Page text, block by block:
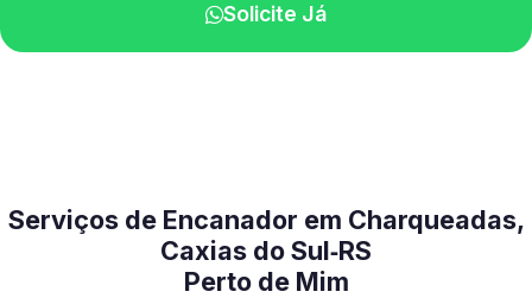
Solicite Já
Serviços de Encanador em Charqueadas,
Caxias do Sul‑RS
Perto de Mim